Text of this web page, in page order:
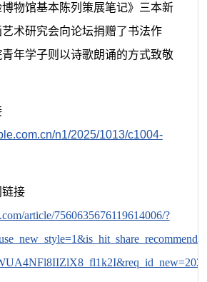
物馆基本陈列策展笔记》三本新
术研究会向论坛捐赠了书法作
年学子则以诗歌朗诵的方式致敬
n1/2025/1013/c1004-
链接
article/7560635676119614006/?